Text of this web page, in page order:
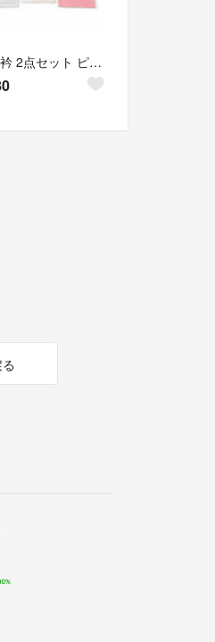
刺繍半衿 2点セット ピンク 白 花柄 交織 和装 振袖 成人式 新品保管品